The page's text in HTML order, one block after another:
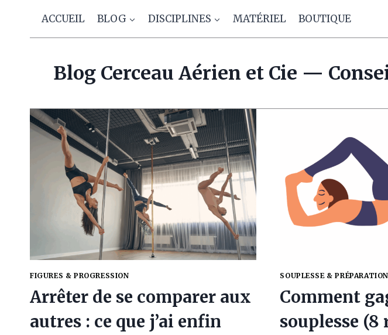
contenu
ACCUEIL BLOG DISCIPLINES MATÉRIEL BOUTIQUE
Blog Cerceau Aérien et Cie —
FIGURES & PROGRESSION
Arrêter de se comparer aux
autres : ce que j’ai enfin
SOUPLESSE & PRÉPARATION
Comment
souplesse